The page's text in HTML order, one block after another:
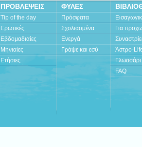
ΠΡΟΒΛΕΨΕΙΣ
Tip of the day
Ερωτικές
Εβδομαδιαίες
Μηνιαίες
Ετήσιες
ΦΥΛΕΣ
Πρόσφατα
Σχολιασμένα
Ενεργά
Γράψε και εσύ
Για
Άστρο-
Γλωσσάρι
FAQ